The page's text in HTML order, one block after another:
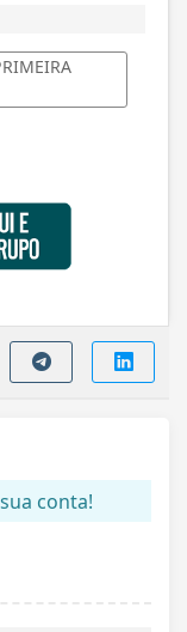
conta!